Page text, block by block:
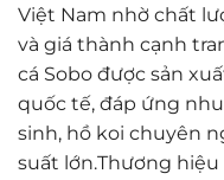
Việt Nam nhờ chất
và giá thành cạnh
cá Sobo được sản
quốc tế, đáp ứng
sinh, hồ koi chuyên
suất lớn.Thương